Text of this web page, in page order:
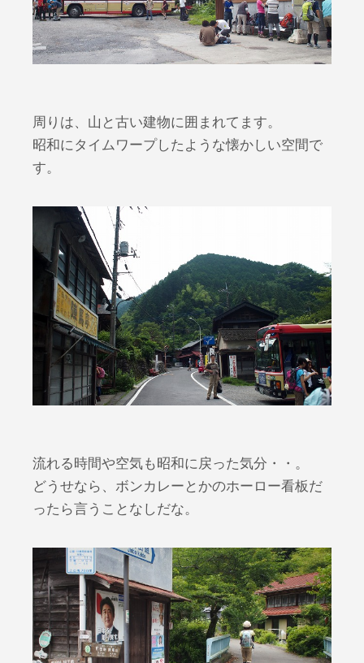
周りは、山と古い建物に囲まれてます。
昭和にタイムワープしたような懐かしい空間で
す。
流れる時間や空気も昭和に戻った気分・・。
どうせなら、ボンカレーとかのホーロー看板だ
ったら言うことなしだな。